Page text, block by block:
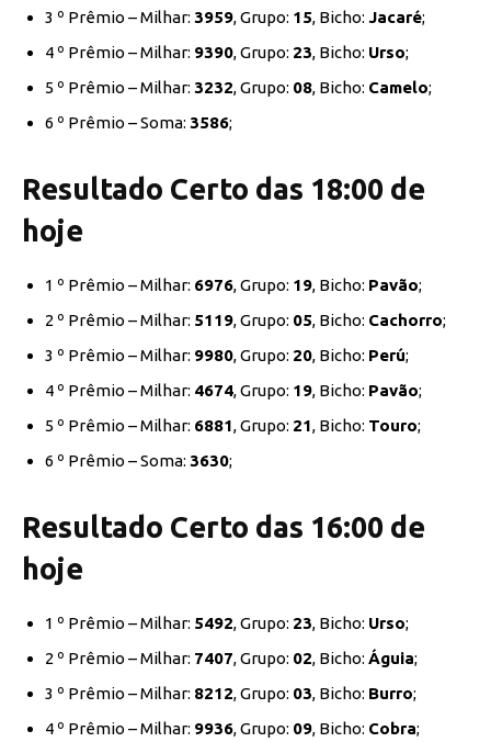
3 º Prêmio – Milhar: 3959, Grupo: 15, Bicho: Jacaré;
4 º Prêmio – Milhar: 9390, Grupo: 23, Bicho: Urso;
5 º Prêmio – Milhar: 3232, Grupo: 08, Bicho: Camelo;
6 º Prêmio – Soma: 3586;
Resultado Certo das 18:00 de
hoje
1 º Prêmio – Milhar: 6976, Grupo: 19, Bicho: Pavão;
2 º Prêmio – Milhar: 5119, Grupo: 05, Bicho: Cachorro;
3 º Prêmio – Milhar: 9980, Grupo: 20, Bicho: Perú;
4 º Prêmio – Milhar: 4674, Grupo: 19, Bicho: Pavão;
5 º Prêmio – Milhar: 6881, Grupo: 21, Bicho: Touro;
6 º Prêmio – Soma: 3630;
Resultado Certo das 16:00 de
hoje
1 º Prêmio – Milhar: 5492, Grupo: 23, Bicho: Urso;
2 º Prêmio – Milhar: 7407, Grupo: 02, Bicho: Águia;
3 º Prêmio – Milhar: 8212, Grupo: 03, Bicho: Burro;
4 º Prêmio – Milhar: 9936, Grupo: 09, Bicho: Cobra;